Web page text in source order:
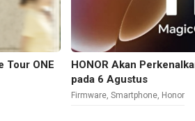
Tour ONE
HONOR Akan
pada 6 Agustus
Firmware ,Smartphone Honor